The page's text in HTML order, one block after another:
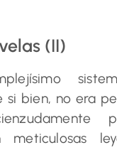
(II)
si bien, no era
meticulosas